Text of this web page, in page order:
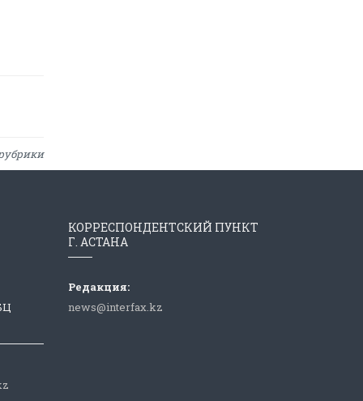
КОРРЕСПОНДЕНТСКИЙ ПУНКТ
Г. АСТАНА
Редакция:
news@interfax.kz